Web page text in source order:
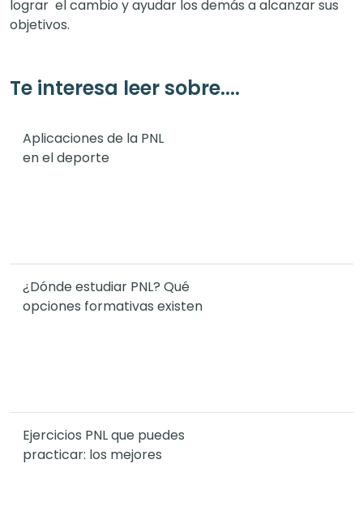
lograr el cambio y ayudar los demás a alcanzar sus
objetivos.
Te interesa leer sobre....
Aplicaciones de la PNL
en el deporte
¿Dónde estudiar PNL? Qué
opciones formativas existen
Ejercicios PNL que puedes
practicar: los mejores